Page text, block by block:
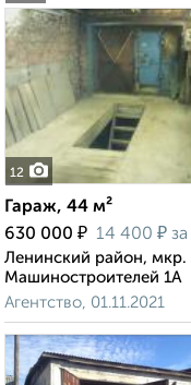
12
Гараж, 44 м²
630 000 ₽ 14 400 ₽
Ленинский район,
Машиностроителей 1А
Агентство, 01.11.2021